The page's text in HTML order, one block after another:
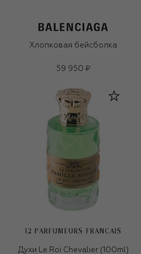
Хлопковая бейсболка
59 950 ₽
12 PARFUMEURS FRANCAIS
Духи Le Roi Chevalier (100ml)